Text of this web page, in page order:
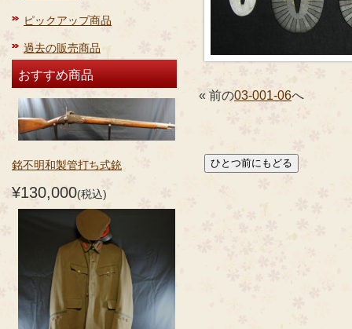
ピックアップ商品
過去の販売商品
おすすめ商品
銘不明和製管打ち式銃
¥130,000(税込)
« 前の03-001-06へ